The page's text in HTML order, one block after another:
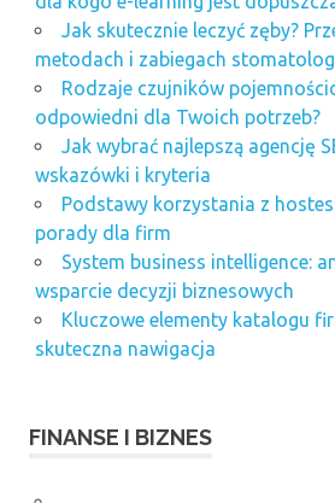
Jak skutecznie leczyć zęby?
metodach i zabiegach
Rodzaje czujników
odpowiedni dla Twoich potrzeb?
Jak wybrać najlepszą agencję
wskazówki i kryteria
Podstawy korzystania z
porady dla firm
System business intelligence:
wsparcie decyzji biznesowych
Kluczowe elementy katalogu
skuteczna nawigacja
FINANSE I BIZNES